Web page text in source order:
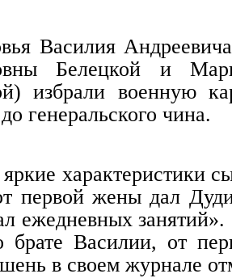
Василия
Белецкой и
избрали военную
генеральского чина.
характеристики
первой жены дал
ежедневных
брате Василии, от
в своем журнале